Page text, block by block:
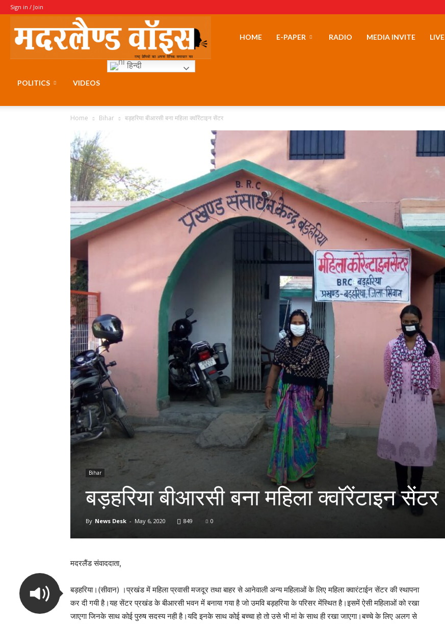
Sign in / Join
MotherLandHOME E-PAPER RADIO MEDIA INVITE LIVE
POLITICS VIDEOS
हिन्दी
Home Bihar बड़हरिया बीआरसी बना महिला क्वॉरेंटाइन सेंटर
Bihar
बड़हरिया बीआरसी बना महिला क्वॉरेंटाइन सेंटर
By News Desk - May 6, 2020 849 0
मदरलैंड संवाददाता,
बड़हरिया।(सीवान) ।प्रखंड में महिला प्रवासी मजदूर तथा बाहर से आनेवाली अन्य महिलाओं के लिए महिला क्वारंटाईन सेंटर की स्थापना
कर दी गयी है।यह सेंटर प्रखंड के बीआरसी भवन में बनाया गया है जो उमवि बड़हरिया के परिसर मेंस्थित है।इसमें ऐसी महिलाओं को रखा
जाएगा जिनके साथ कोई पुरुष सदस्य नही है।यदि इनके साथ कोई बच्चा हो तो उसे भी मां के साथ ही रखा जाएगा।बच्चे के लिए अलग से